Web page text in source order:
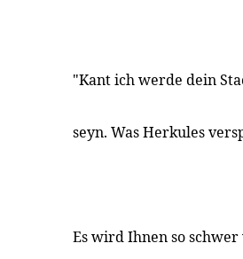
"Kant ich werde dein
seyn. Was Herkules
Es wird Ihnen so